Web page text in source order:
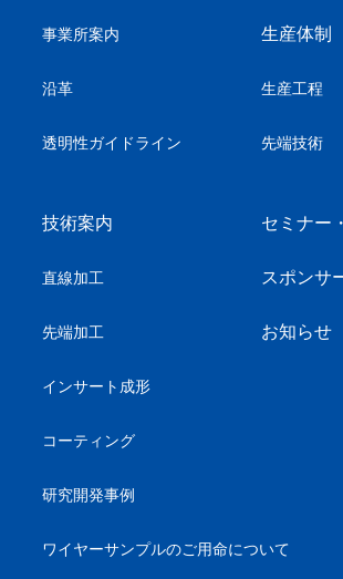
事業所案内
沿革
透明性ガイドライン
生産体制
生産工程
先端技術
技術案内
直線加工
先端加工
インサート成形
コーティング
研究開発事例
ワイヤーサンプルのご用命について
セミナー
スポンサ
お知らせ